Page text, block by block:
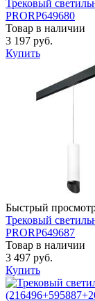
Трековый
PRORP649680
Товар в наличии
3 197 руб.
Купить
Быстрый
Трековый
PRORP649687
Товар в наличии
3 497 руб.
Купить